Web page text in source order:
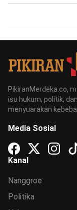
PikiranMerdeka.co,
isu hukum, politik,
menyuarakan
Media Sosial
Kanal
Nanggroe
Politika